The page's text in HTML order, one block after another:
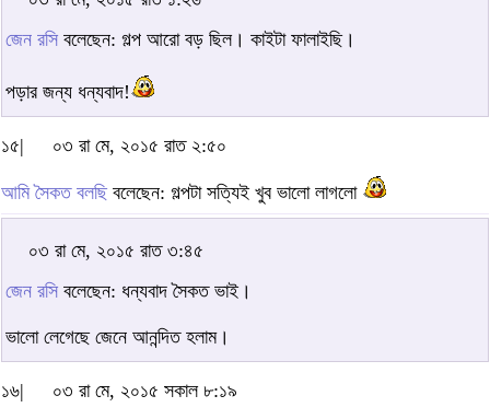
জেন রসি বলেছেন: গল্প আরো বড় ছিল। কাইটা ফালাইছি।
পড়ার জন্য ধন্যবাদ!
১৫| ০৩ রা মে, ২০১৫ রাত ২:৫০
আমি সৈকত বলছি বলেছেন: গল্পটা সত্যিই খুব ভালো লাগলো
০৩ রা মে, ২০১৫ রাত ৩:৪৫
জেন রসি বলেছেন: ধন্যবাদ সৈকত ভাই।
ভালো লেগেছে জেনে আনন্দিত হলাম।
১৬|
০৩ রা মে, ২০১৫ সকাল ৮:১৯